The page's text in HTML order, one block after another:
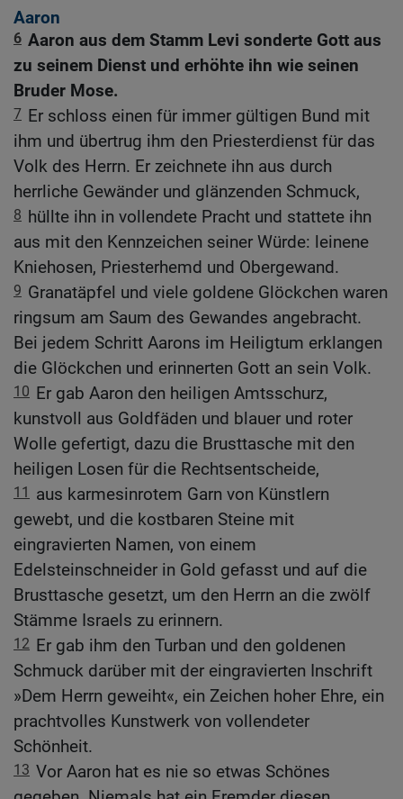
Aaron
6 Aaron aus dem Stamm Levi sonderte Gott aus
zu seinem Dienst und erhöhte ihn wie seinen
Bruder Mose.
7 Er schloss einen für immer gültigen Bund mit
ihm und übertrug ihm den Priesterdienst für das
Volk des Herrn. Er zeichnete ihn aus durch
herrliche Gewänder und glänzenden Schmuck,
8 hüllte ihn in vollendete Pracht und stattete ihn
aus mit den Kennzeichen seiner Würde: leinene
Kniehosen, Priesterhemd und Obergewand.
9 Granatäpfel und viele goldene Glöckchen waren
ringsum am Saum des Gewandes angebracht.
Bei jedem Schritt Aarons im Heiligtum erklangen
die Glöckchen und erinnerten Gott an sein Volk.
10 Er gab Aaron den heiligen Amtsschurz,
kunstvoll aus Goldfäden und blauer und roter
Wolle gefertigt, dazu die Brusttasche mit den
heiligen Losen für die Rechtsentscheide,
11
aus karmesinrotem Garn von Künstlern
gewebt, und die kostbaren Steine mit
eingravierten Namen, von einem
Edelsteinschneider in Gold gefasst und auf die
Brusttasche gesetzt, um den Herrn an die zwölf
Stämme Israels zu erinnern.
12 Er gab ihm den Turban und den goldenen
Schmuck darüber mit der eingravierten Inschrift
»Dem Herrn geweiht«, ein Zeichen hoher Ehre, ein
prachtvolles Kunstwerk von vollendeter
Schönheit.
13 Vor Aaron hat es nie so etwas Schönes